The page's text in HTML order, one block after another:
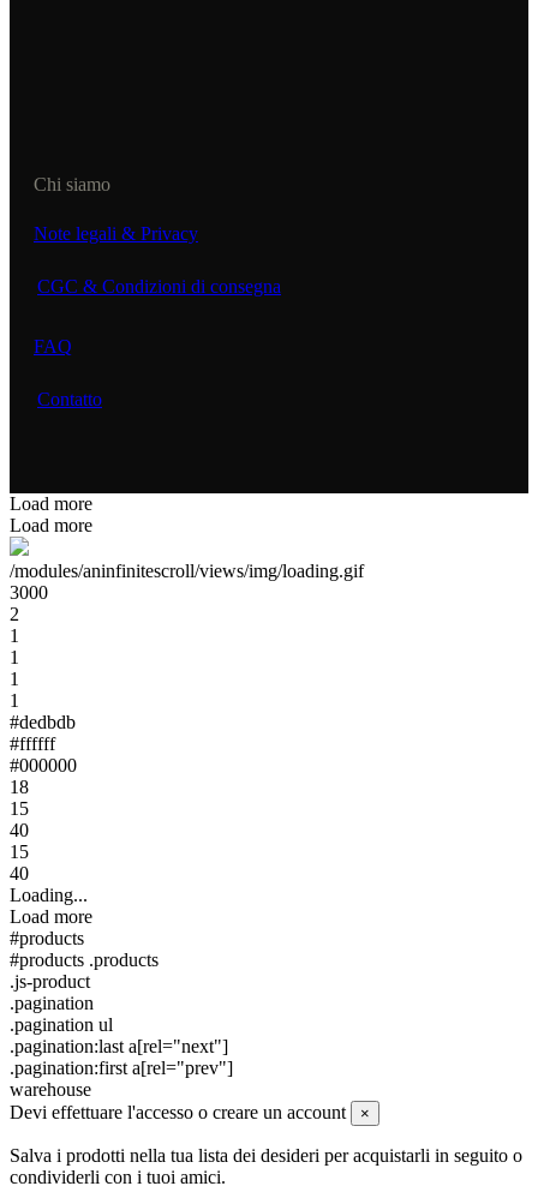
Chi siamo
Note legali & Privacy
CGC & Condizioni di consegna
FAQ
Contatto
Load more
Load more
/modules/aninfinitescroll/views/img/loading.gif
3000
2
1
1
1
1
#dedbdb
#ffffff
#000000
18
15
40
15
40
Loading...
Load more
#products
#products .products
.js-product
.pagination
.pagination ul
.pagination:last a[rel="next"]
.pagination:first a[rel="prev"]
warehouse
Devi effettuare l'accesso o creare un account
×
Salva i prodotti nella tua lista dei desideri per acquistarli in seguito o
condividerli con i tuoi amici.